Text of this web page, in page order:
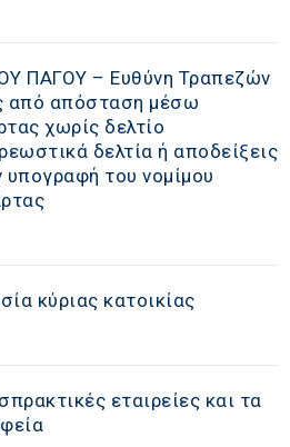
ΠΑΓΟΥ – Ευθύνη Τραπεζών
από απόσταση μέσω
χωρίς δελτίο
δελτία ή αποδείξεις
του νομίμου
κύριας κατοικίας
εταιρείες και τα